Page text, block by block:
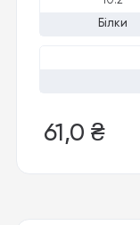
Білки
61,0 ₴